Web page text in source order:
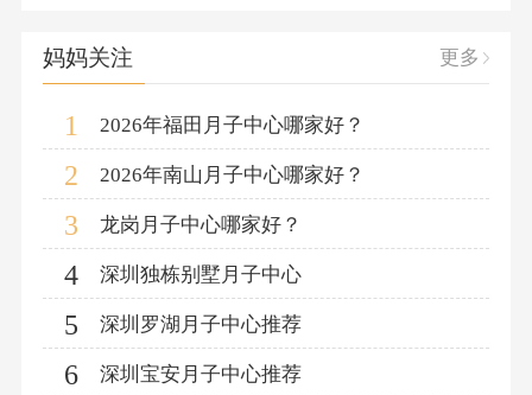
妈妈关注 更多
1 2026年福田月子中心哪家好？
2 2026年南山月子中心哪家好？
3 龙岗月子中心哪家好？
4 深圳独栋别墅月子中心
5 深圳罗湖月子中心推荐
6 深圳宝安月子中心推荐